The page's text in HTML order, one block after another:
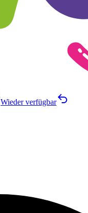
Wieder verfügbar